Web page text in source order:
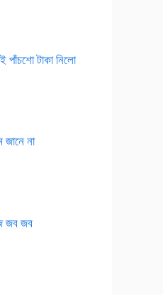
পাঁচশো টাকা নিলো
না
জব জব